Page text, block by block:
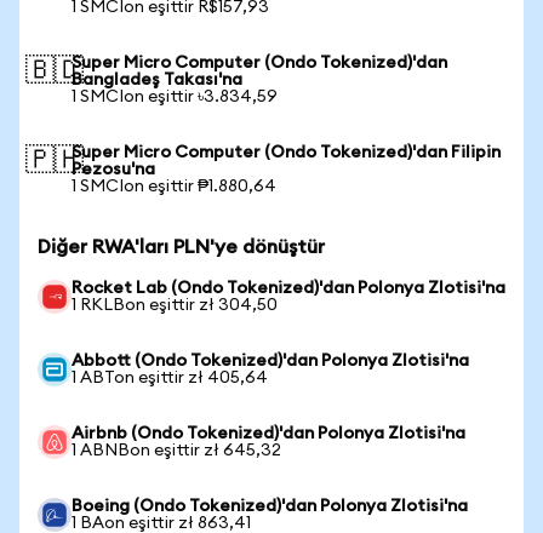
1 SMCIon eşittir R$157,93
🇧🇩Super Micro Computer (Ondo Tokenized)'dan
Bangladeş Takası'na
1 SMCIon eşittir ৳3.834,59
🇵🇭Super Micro Computer (Ondo Tokenized)'dan Filipin
Pezosu'na
1 SMCIon eşittir ₱1.880,64
Diğer RWA'ları PLN'ye dönüştür
Rocket Lab (Ondo Tokenized)'dan Polonya Zlotisi'na
1 RKLBon eşittir zł 304,50
Abbott (Ondo Tokenized)'dan Polonya Zlotisi'na
1 ABTon eşittir zł 405,64
Airbnb (Ondo Tokenized)'dan Polonya Zlotisi'na
1 ABNBon eşittir zł 645,32
Boeing (Ondo Tokenized)'dan Polonya Zlotisi'na
1 BAon eşittir zł 863,41